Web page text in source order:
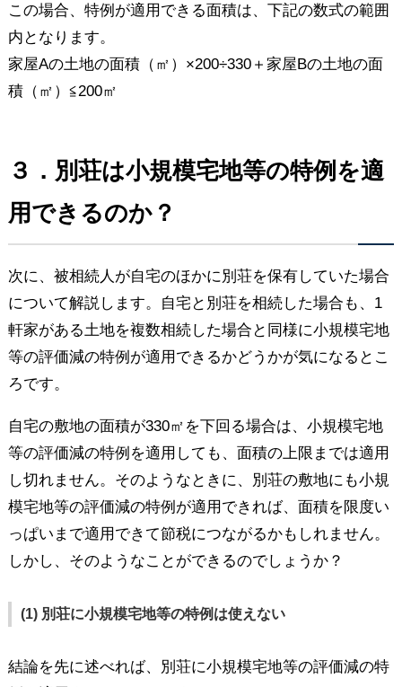
この場合、特例が適用できる面積は、下記の数式の範囲
内となります。
家屋Aの土地の面積（㎡）×200÷330＋家屋Bの土地の面
積（㎡）≦200㎡
３．別荘は小規模宅地等の特例を適
用できるのか？
次に、被相続人が自宅のほかに別荘を保有していた場合
について解説します。自宅と別荘を相続した場合も、1
軒家がある土地を複数相続した場合と同様に小規模宅地
等の評価減の特例が適用できるかどうかが気になるとこ
ろです。
自宅の敷地の面積が330㎡を下回る場合は、小規模宅地
等の評価減の特例を適用しても、面積の上限までは適用
し切れません。そのようなときに、別荘の敷地にも小規
模宅地等の評価減の特例が適用できれば、面積を限度い
っぱいまで適用できて節税につながるかもしれません。
しかし、そのようなことができるのでしょうか？
(1) 別荘に小規模宅地等の特例は使えない
結論を先に述べれば、別荘に小規模宅地等の評価減の特